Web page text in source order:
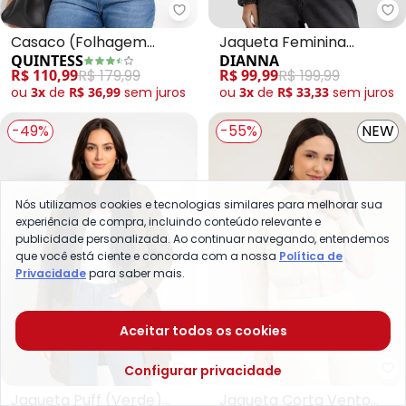
Quintess - Casaco (Folhagem
Casaco (Folhagem
Bordada) em Malha
QUINTESS
R$ 110,99R$ 179,99
ou 3x de R$ 36,99 sem juros
Jaqueta Feminina
Lantejoula Glow com
Zíper (Preto)
DIANNA
R$ 99,99R$ 199,99
ou 3x de R$ 33,33 sem juros
-49%
Quintess - Jaqueta Puff
Jaqueta Puff (Verde)
-55% NEW
Jaqueta Corta Vento
Nós utilizamos cookies e tecnologias similares para melhorar sua
experiência de compra, incluindo conteúdo relevante e
publicidade personalizada. Ao continuar navegando, entendemos
que você está ciente e concorda com a nossa Política de
Privacidadepara saber mais.
Aceitar todos os cookies
Configurar privacidade